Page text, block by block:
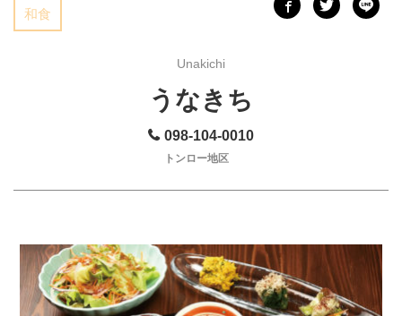
和食
Unakichi
うなきち
098-104-0010
トンロー地区